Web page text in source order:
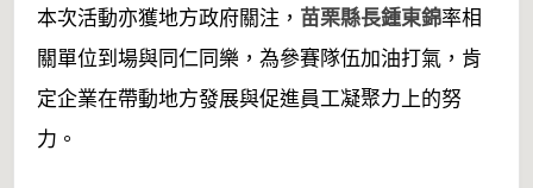
本次活動亦獲地方政府關注， 苗栗縣長鍾東錦率相
關單位到場與同仁同樂，為參賽隊伍加油打氣，肯
定企業在帶動地方發展與促進員工凝聚力上的努
力。